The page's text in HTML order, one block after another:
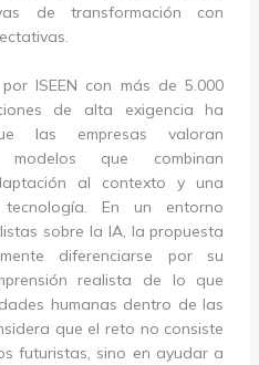
de transformación con
ISEEN con más de 5.000
de alta exigencia ha
las empresas valoran
modelos que combinan
al contexto y una
En un entorno
sobre la IA, la propuesta
diferenciarse por su
realista de lo que
humanas dentro de las
que el reto no consiste
futuristas, sino en ayudar a